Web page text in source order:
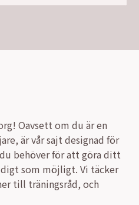
Oavsett om du är en
är vår sajt designad för
behöver för att göra ditt
som möjligt. Vi täcker
till träningsråd, och